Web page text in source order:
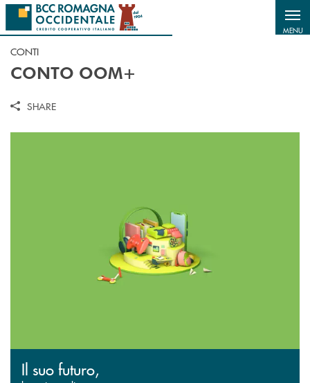
Salta al contenuto principale
MENU
CONTI
CONTO OOM+
SHARE
Il suo futuro,